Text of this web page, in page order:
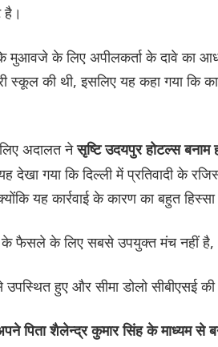
है।
के लिए अपीलकर्ता के दावे का
स्कूल की थी, इसलिए यह कहा गया कि
अदालत नेसृष्टि उदयपुर होटल्स
देखा गया कि दिल्ली में प्रतिवादी के
यह कार्रवाई के कारण का बहुत हिस्सा
के फैसले के लिए सबसे उपयुक्त मंच नहीं है,
उपस्थित हुए और सीमा डोलो सीबीएसई
पिता शैलेन्द्र कुमार सिंह के माध्यम से